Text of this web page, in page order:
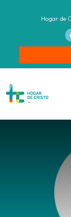
Hogar de